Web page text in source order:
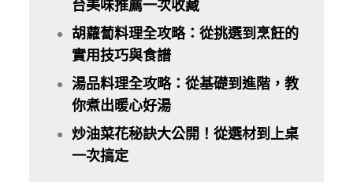
台美味推薦一次收藏
胡蘿蔔料理全攻略：從挑選到烹飪的
實用技巧與食譜
湯品料理全攻略：從基礎到進階，教
你煮出暖心好湯
炒油菜花秘訣大公開！從選材到上桌
一次搞定